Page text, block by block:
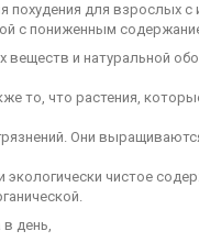
похудения для
с пониженным
и натуральной
то, что растения,
Они
экологически чистое
в день,